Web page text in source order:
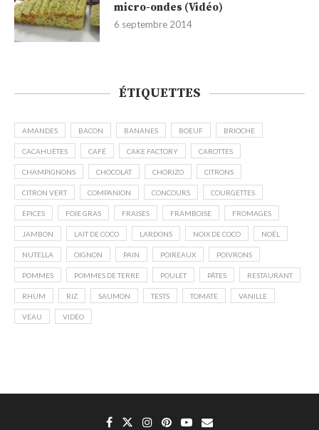
micro-ondes (Vidéo)
6 septembre 2014
ÉTIQUETTES
AMANDES BACON BANANES BOEUF BRIOCHE
CACAHUÈTES CAFÉ CAKE FACTORY CAROTTES
CHAMPIGNONS CHOCOLAT CHORIZO CITRONS
CITRON VERT COMPANION CONCOURS COURGETTES
EPICES FOIE GRAS FRAISES FRAMBOISE FROMAGES
JAMBON LAIT DE COCO LARDONS NOIX DE COCO NOËL
NUTELLA OIGNON PAIN POIREAUX POIVRONS
POMMES POMMES DE TERRE POULET PÂTES RESTAURANT
RHUM RIZ SAUMON TESTS TOMATE VANILLE
VEAU VIDÉO